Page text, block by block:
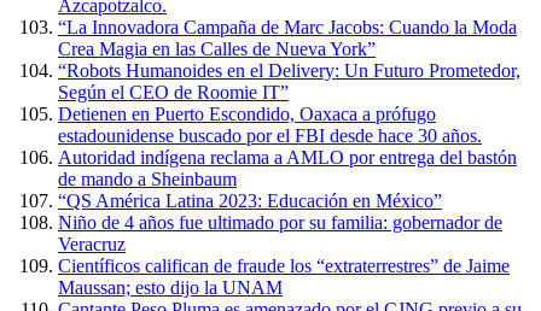
Azcapotzalco.
“La Innovadora Campaña de Marc Jacobs: Cuando la Moda
Crea Magia en las Calles de Nueva York”
“Robots Humanoides en el Delivery: Un Futuro Prometedor,
Según el CEO de Roomie IT”
Detienen en Puerto Escondido, Oaxaca a prófugo
estadounidense buscado por el FBI desde hace 30 años.
Autoridad indígena reclama a AMLO por entrega del bastón
de mando a Sheinbaum
“QS América Latina 2023: Educación en México”
Niño de 4 años fue ultimado por su familia: gobernador de
Veracruz
Científicos califican de fraude los “extraterrestres” de Jaime
Maussan; esto dijo la UNAM